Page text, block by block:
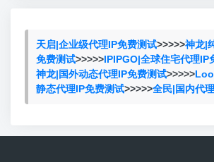
天启|企业级代理IP免费测试>>>>>神龙|
免费测试>>>>>IPIPGO|全球住宅代理IP
神龙|国外动态代理IP免费测试>>>>>
静态代理IP免费测试>>>>>全民|国内代